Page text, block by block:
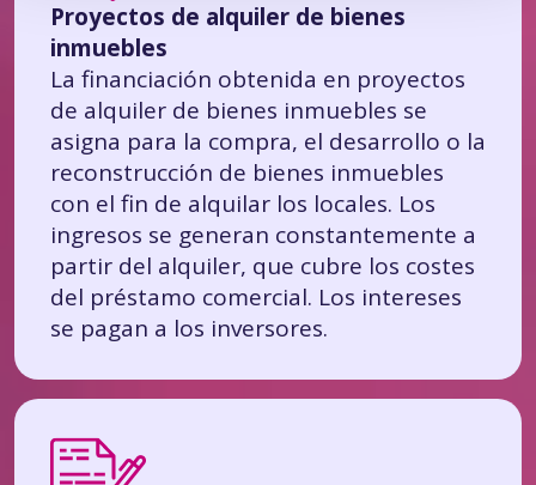
Proyectos de alquiler de bienes
inmuebles
La financiación obtenida en proyectos
de alquiler de bienes inmuebles se
asigna para la compra, el desarrollo o la
reconstrucción de bienes inmuebles
con el fin de alquilar los locales. Los
ingresos se generan constantemente a
partir del alquiler, que cubre los costes
del préstamo comercial. Los intereses
se pagan a los inversores.